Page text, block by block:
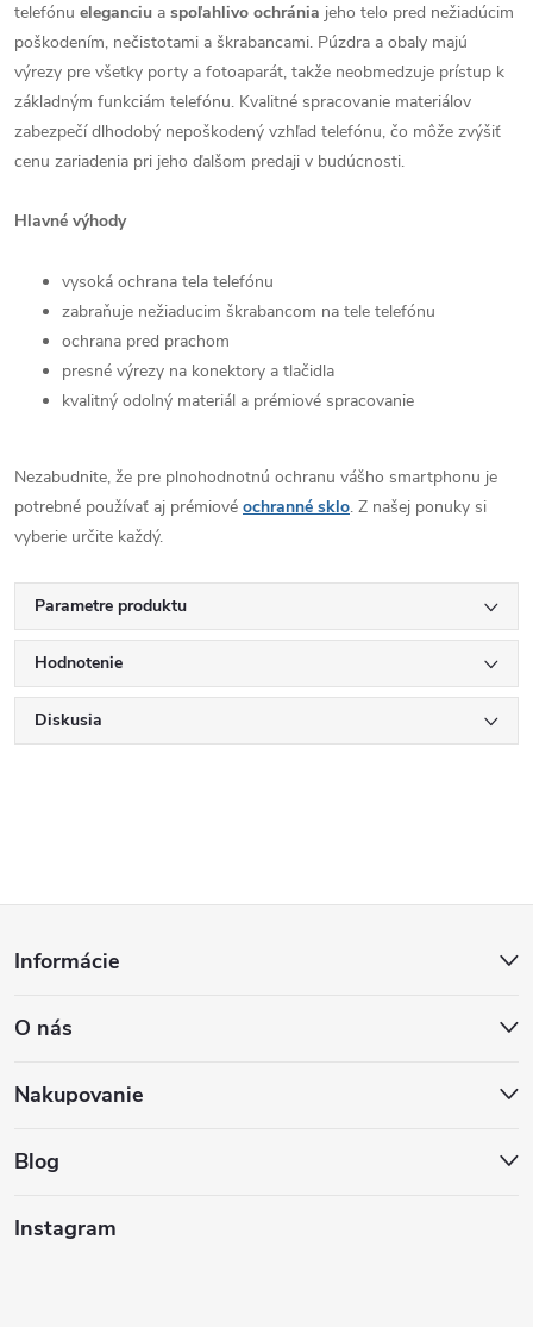
telefónu eleganciu a spoľahlivo ochránia jeho telo pred nežiadúcim
poškodením, nečistotami a škrabancami. Púzdra a obaly majú
výrezy pre všetky porty a fotoaparát, takže neobmedzuje prístup k
základným funkciám telefónu. Kvalitné spracovanie materiálov
zabezpečí dlhodobý nepoškodený vzhľad telefónu, čo môže zvýšiť
cenu zariadenia pri jeho ďalšom predaji v budúcnosti.
Hlavné výhody
vysoká ochrana tela telefónu
zabraňuje nežiaducim škrabancom na tele telefónu
ochrana pred prachom
presné výrezy na konektory a tlačidla
kvalitný odolný materiál a prémiové spracovanie
Nezabudnite, že pre plnohodnotnú ochranu vášho smartphonu je
potrebné používať aj prémiové ochranné sklo. Z našej ponuky si
vyberie určite každý.
Parametre produktu
Hodnotenie
Diskusia
p
ä
Informácie
O nás
Nakupovanie
Blog
Instagram